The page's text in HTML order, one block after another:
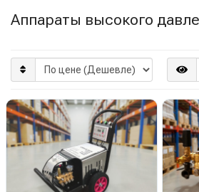
Аппараты высокого